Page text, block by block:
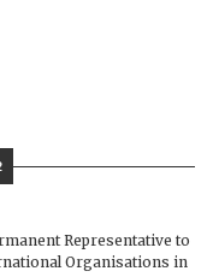
Representative to
Organisations in